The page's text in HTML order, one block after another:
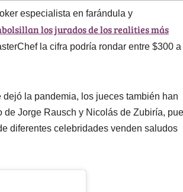
especialista en farándula y
los jurados de los realities más
la cifra podría rondar entre $300 a
la pandemia, los jueces también han
de Jorge Rausch y Nicolás de Zubiría,
diferentes celebridades venden saludos